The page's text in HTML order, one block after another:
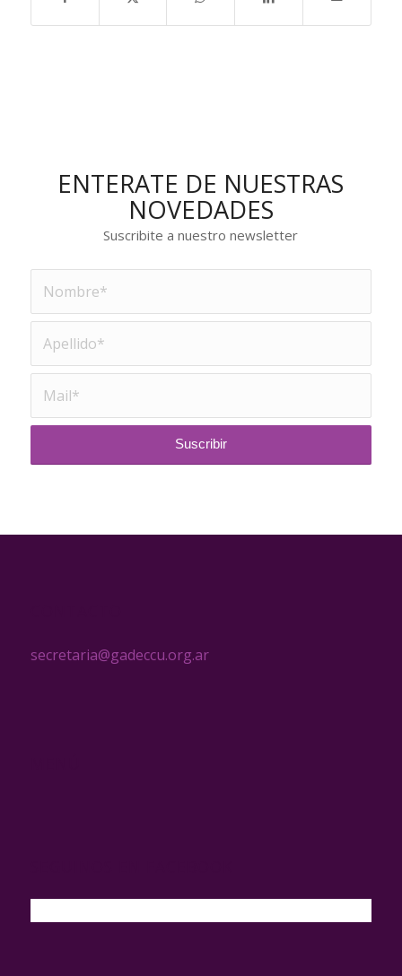
ENTERATE DE NUESTRAS
NOVEDADES
Suscribite a nuestro newsletter
secretaria@gadeccu.org.ar